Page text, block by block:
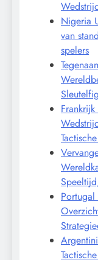
Nigeria
van
spelers